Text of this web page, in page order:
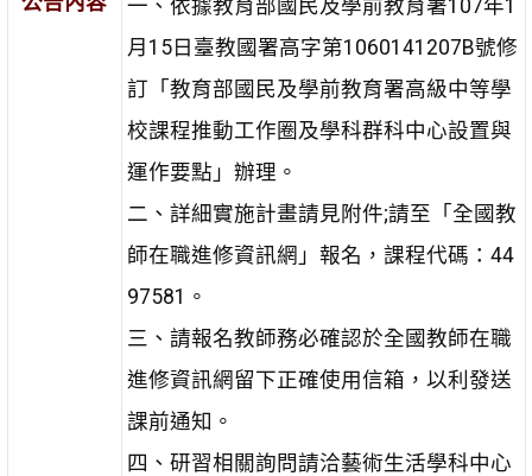
一、依據教育部國民及學前教育署107年1
月15日臺教國署高字第1060141207B號修
訂「教育部國民及學前教育署高級中等學
校課程推動工作圈及學科群科中心設置與
運作要點」辦理。
二、詳細實施計畫請見附件;請至「全國教
師在職進修資訊網」報名，課程代碼：44
97581。
三、請報名教師務必確認於全國教師在職
進修資訊網留下正確使用信箱，以利發送
課前通知。
四、研習相關詢問請洽藝術生活學科中心